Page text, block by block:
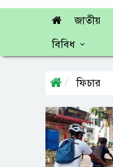
জাতীয়
বিবিধ
ফিচার